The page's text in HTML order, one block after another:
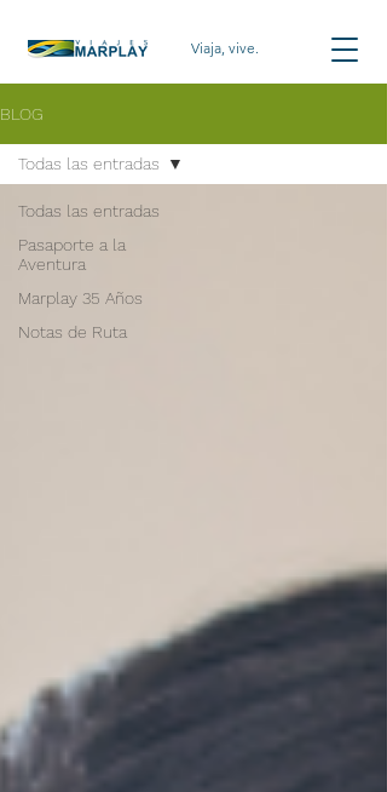
Viaja, vive.
BLOG
Todas las entradas
Pasaporte a la
Aventura
Marplay 35 Años
Notas de Ruta
Todas las entradas